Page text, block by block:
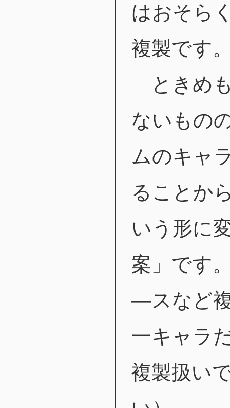
はおそら
複製です
ときめ
ないもの
ムのキャ
ることか
いう形に
案」です
―スなど
一キャラ
複製扱い